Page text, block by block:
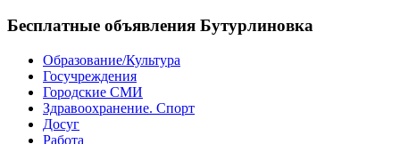
Бесплатные объявления Бутурлиновка
Образование/Культура
Госучреждения
Городские СМИ
Здравоохранение. Спорт
Досуг
Работа